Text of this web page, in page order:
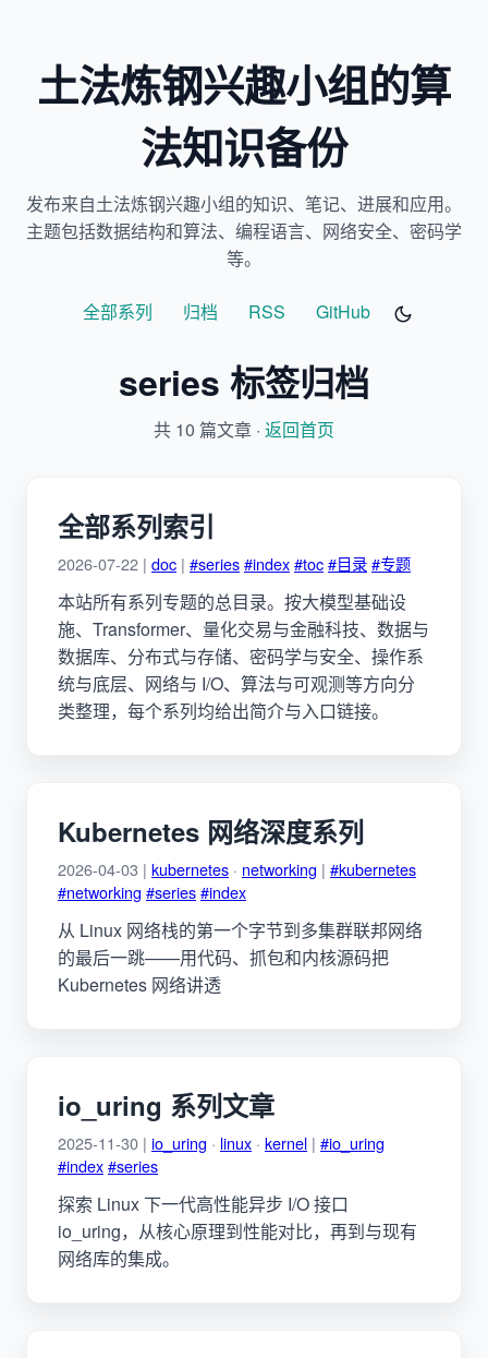
土法炼钢兴趣小组的算
法知识备份
发布来自土法炼钢兴趣小组的知识、笔记、进展和应用。
主题包括数据结构和算法、编程语言、网络安全、密码学
等。
全部系列 归档 RSS GitHub
series 标签归档
共 10 篇文章 · 返回首页
全部系列索引
2026-07-22 | doc | #series#index#toc#目录#专题
本站所有系列专题的总目录。按大模型基础设
施、Transformer、量化交易与金融科技、数据与
数据库、分布式与存储、密码学与安全、操作系
统与底层、网络与 I/O、算法与可观测等方向分
类整理，每个系列均给出简介与入口链接。
Kubernetes 网络深度系列
2026-04-03 | kubernetes · networking | #kubernetes
#networking #series#index
从 Linux 网络栈的第一个字节到多集群联邦网络
的最后一跳——用代码、抓包和内核源码把
Kubernetes 网络讲透
io_uring 系列文章
2025-11-30 | io_uring · linux · kernel | #io_uring
#index#series
探索 Linux 下一代高性能异步 I/O 接口
io_uring，从核心原理到性能对比，再到与现有
网络库的集成。